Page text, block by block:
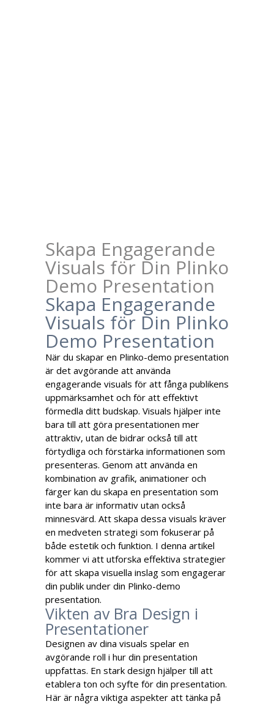
Skapa Engagerande
Visuals för Din Plinko
Demo Presentation
Skapa Engagerande
Visuals för Din Plinko
Demo Presentation
När du skapar en Plinko-demo presentation
är det avgörande att använda
engagerande visuals för att fånga publikens
uppmärksamhet och för att effektivt
förmedla ditt budskap. Visuals hjälper inte
bara till att göra presentationen mer
attraktiv, utan de bidrar också till att
förtydliga och förstärka informationen som
presenteras. Genom att använda en
kombination av grafik, animationer och
färger kan du skapa en presentation som
inte bara är informativ utan också
minnesvärd. Att skapa dessa visuals kräver
en medveten strategi som fokuserar på
både estetik och funktion. I denna artikel
kommer vi att utforska effektiva strategier
för att skapa visuella inslag som engagerar
din publik under din Plinko-demo
presentation.
Vikten av Bra Design i
Presentationer
Designen av dina visuals spelar en
avgörande roll i hur din presentation
uppfattas. En stark design hjälper till att
etablera ton och syfte för din presentation.
Här är några viktiga aspekter att tänka på